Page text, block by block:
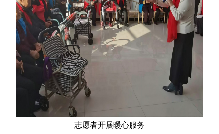
志愿者开展暖心服务